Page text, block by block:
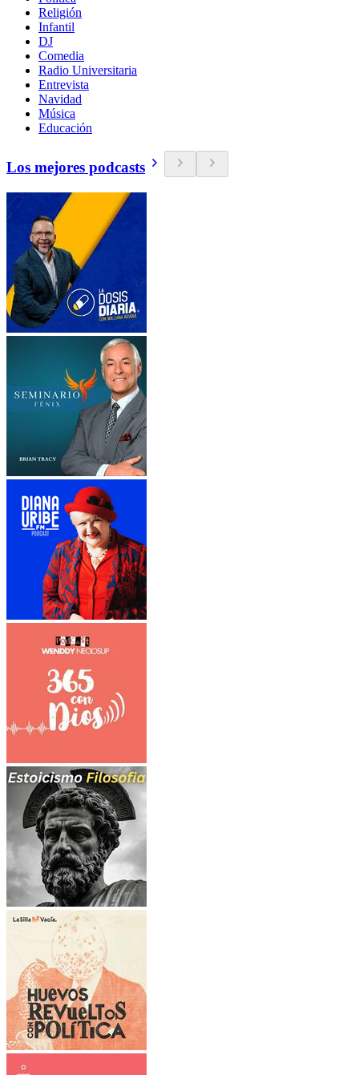
Religión
Infantil
DJ
Comedia
Radio Universitaria
Entrevista
Navidad
Música
Educación
Los mejores podcasts